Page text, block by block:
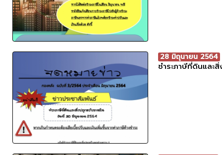
28 มิถุนายน 2564
ชำระภาษีที่ดินและ